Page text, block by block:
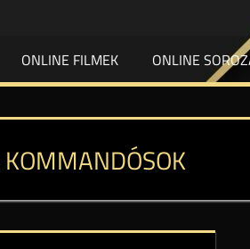
ONLINE FILMEK ONLINE
KOMMANDÓSOK